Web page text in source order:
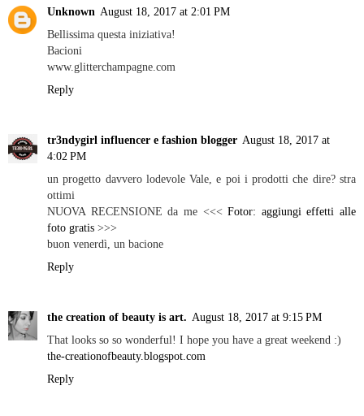
Unknown August 18, 2017 at 2:01 PM
Bellissima questa iniziativa!
Bacioni
www.glitterchampagne.com
Reply
tr3ndygirl influencer e fashion blogger August 18, 2017 at
4:02 PM
un progetto davvero lodevole Vale, e poi i prodotti che dire? stra
ottimi
NUOVA RECENSIONE da me <<<Fotor: aggiungi effetti alle
foto gratis >>>
buon venerdì, un bacione
Reply
the creation of beauty is art. August 18, 2017 at 9:15 PM
That looks so so wonderful! I hope you have a great weekend :)
the-creationofbeauty.blogspot.com
Reply